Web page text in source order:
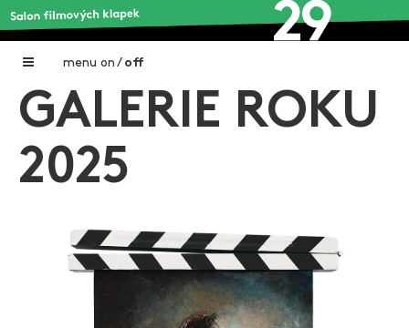
menu on / off
Home
Galerie filmových klapek
O projektu
Aktuální výstavy
GALERIE ROKU
2025